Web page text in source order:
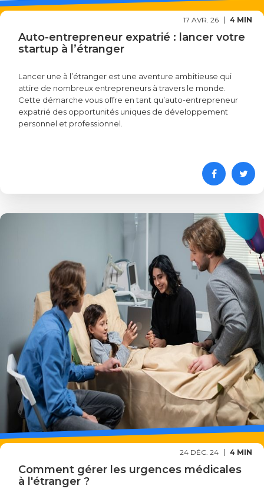
17 AVR. 26 4 MIN
Auto-entrepreneur expatrié : lancer votre
startup à l’étranger
Lancer une à l’étranger est une aventure ambitieuse qui
attire de nombreux entrepreneurs à travers le monde.
Cette démarche vous offre en tant qu’auto-entrepreneur
expatrié des opportunités uniques de développement
personnel et professionnel.
24 DÉC. 24 4 MIN
Comment gérer les urgences médicales
à l'étranger ?